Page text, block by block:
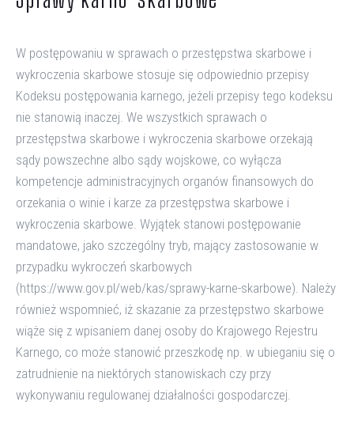
W postępowaniu w sprawach o przestępstwa skarbowe i
wykroczenia skarbowe stosuje się odpowiednio przepisy
Kodeksu postępowania karnego, jeżeli przepisy tego kodeksu
nie stanowią inaczej. We wszystkich sprawach o
przestępstwa skarbowe i wykroczenia skarbowe orzekają
sądy powszechne albo sądy wojskowe, co wyłącza
kompetencje administracyjnych organów finansowych do
orzekania o winie i karze za przestępstwa skarbowe i
wykroczenia skarbowe. Wyjątek stanowi postępowanie
mandatowe, jako szczególny tryb, mający zastosowanie w
przypadku wykroczeń skarbowych
(https://www.gov.pl/web/kas/sprawy-karne-skarbowe). Należy
również wspomnieć, iż skazanie za przestępstwo skarbowe
wiąże się z wpisaniem danej osoby do Krajowego Rejestru
Karnego, co może stanowić przeszkodę np. w ubieganiu się o
zatrudnienie na niektórych stanowiskach czy przy
wykonywaniu regulowanej działalności gospodarczej.